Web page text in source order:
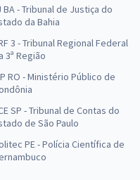
BA - Tribunal de Justiça do
da Bahia
3 - Tribunal Regional Federal
3ª Região
RO - Ministério Público de
SP - Tribunal de Contas do
de São Paulo
PE - Polícia Científica de